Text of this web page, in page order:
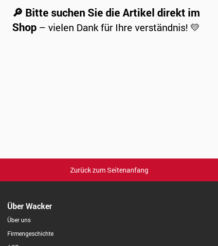
🔎 Bitte suchen Sie die Artikel direkt im
Shop – vielen Dank für Ihre verständnis! 💛
Zurück zum Seitenanfang
Über Wacker
Über uns
Firmengeschichte